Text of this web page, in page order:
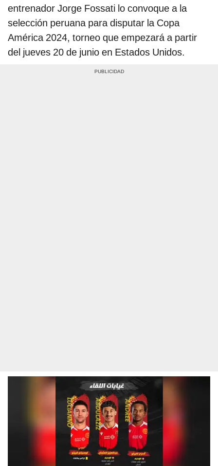
entrenador Jorge Fossati lo convoque a la
selección peruana para disputar la Copa
América 2024, torneo que empezará a partir
del jueves 20 de junio en Estados Unidos.